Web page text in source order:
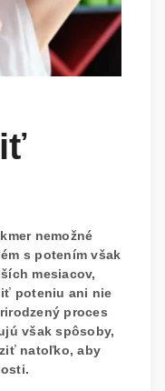
nemožné
s potením však
mesiacov,
poteniu ani nie
proces
však spôsoby,
natoľko, aby